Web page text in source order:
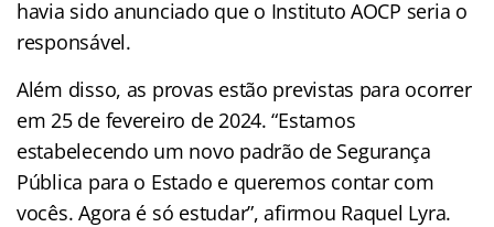
havia sido anunciado que o Instituto AOCP seria o
responsável.
Além disso, as provas estão previstas para ocorrer
em 25 de fevereiro de 2024. “Estamos
estabelecendo um novo padrão de Segurança
Pública para o Estado e queremos contar com
vocês. Agora é só estudar”, afirmou Raquel Lyra.